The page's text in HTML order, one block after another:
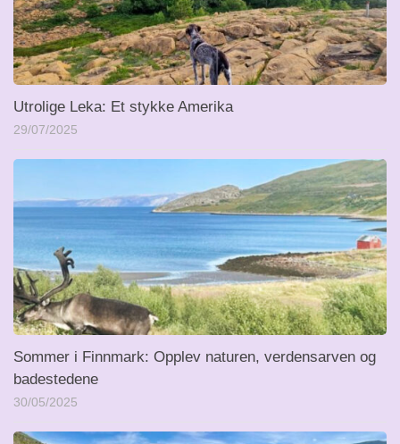
Utrolige Leka: Et stykke Amerika
29/07/2025
Sommer i Finnmark: Opplev naturen, verdensarven og
badestedene
30/05/2025